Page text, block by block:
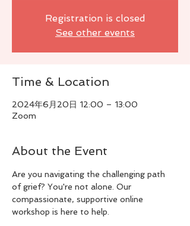
Registration is closed
See other events
Time & Location
2024年6月20日 12:00 – 13:00
Zoom
About the Event
Are you navigating the challenging path
of grief? You're not alone. Our
compassionate, supportive online
workshop is here to help.